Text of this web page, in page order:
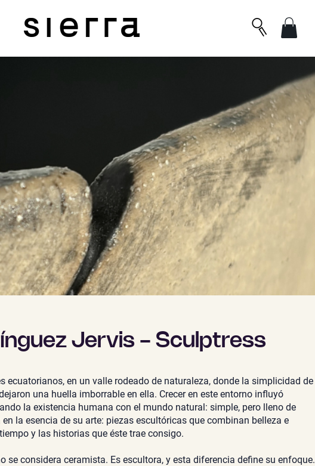
Jervis - Sculptress
ecuatorianos, en un valle rodeado de naturaleza, donde la simplicidad de
una huella imborrable en ella. Crecer en este entorno influyó
la existencia humana con el mundo natural: simple, pero lleno de
la esencia de su arte: piezas escultóricas que combinan belleza e
y las historias que éste trae consigo.
se considera ceramista. Es escultora, y esta diferencia define su enfoque.